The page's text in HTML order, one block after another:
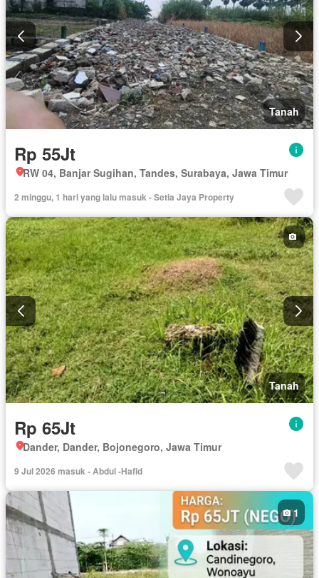
Tanah
Rp 55Jt
RW 04, Banjar Sugihan, Tandes, Surabaya, Jawa Timur
2 minggu, 1 hari yang lalu masuk - Setia Jaya Property
Tanah
Rp 65Jt
Dander, Dander, Bojonegoro, Jawa Timur
9 Jul 2026 masuk - Abdul -Hafid
1